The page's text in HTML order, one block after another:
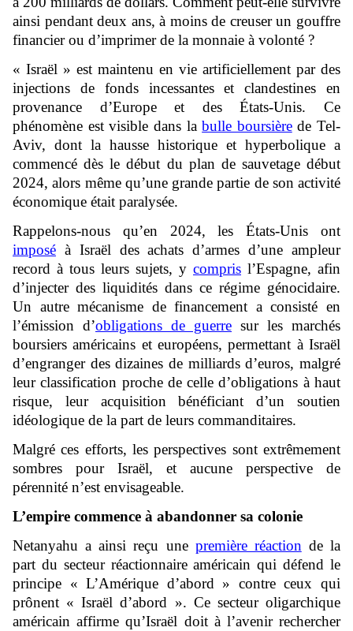
ainsi pendant deux ans, à moins de creuser un gouffre
financier ou d’imprimer de la monnaie à volonté ?
« Israël » est maintenu en vie artificiellement par des
injections de fonds incessantes et clandestines en
provenance d’Europe et des États-Unis. Ce
phénomène est visible dans labulle boursièrede Tel-
Aviv, dont la hausse historique et hyperbolique a
commencé dès le début du plan de sauvetage début
2024, alors même qu’une grande partie de son activité
économique était paralysée.
Rappelons-nous qu’en 2024, les États-Unis ont
imposé à Israël des achats d’armes d’une ampleur
record à tous leurs sujets, y compris l’Espagne, afin
d’injecter des liquidités dans ce régime génocidaire.
Un autre mécanisme de financement a consisté en
l’émission d’obligations de guerre sur les marchés
boursiers américains et européens, permettant à Israël
d’engranger des dizaines de milliards d’euros, malgré
leur classification proche de celle d’obligations à haut
risque, leur acquisition bénéficiant d’un soutien
idéologique de la part de leurs commanditaires.
Malgré ces efforts, les perspectives sont extrêmement
sombres pour Israël, et aucune perspective de
pérennité n’est envisageable.
L’empire commence à abandonner sa colonie
Netanyahu a ainsi reçu une première réaction de la
part du secteur réactionnaire américain qui défend le
principe « L’Amérique d’abord » contre ceux qui
prônent « Israël d’abord ». Ce secteur oligarchique
américain affirme qu’Israël doit à l’avenir rechercher